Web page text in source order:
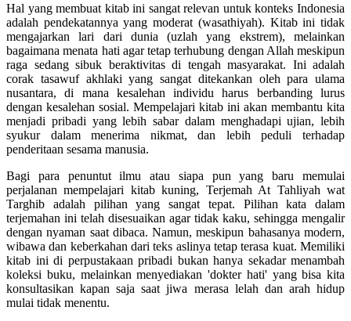
Hal yang membuat kitab ini sangat relevan untuk konteks Indonesia
adalah pendekatannya yang moderat (wasathiyah). Kitab ini tidak
mengajarkan lari dari dunia (uzlah yang ekstrem), melainkan
bagaimana menata hati agar tetap terhubung dengan Allah meskipun
raga sedang sibuk beraktivitas di tengah masyarakat. Ini adalah
corak tasawuf akhlaki yang sangat ditekankan oleh para ulama
nusantara, di mana kesalehan individu harus berbanding lurus
dengan kesalehan sosial. Mempelajari kitab ini akan membantu kita
menjadi pribadi yang lebih sabar dalam menghadapi ujian, lebih
syukur dalam menerima nikmat, dan lebih peduli terhadap
penderitaan sesama manusia.
Bagi para penuntut ilmu atau siapa pun yang baru memulai
perjalanan mempelajari kitab kuning, Terjemah At Tahliyah wat
Targhib adalah pilihan yang sangat tepat. Pilihan kata dalam
terjemahan ini telah disesuaikan agar tidak kaku, sehingga mengalir
dengan nyaman saat dibaca. Namun, meskipun bahasanya modern,
wibawa dan keberkahan dari teks aslinya tetap terasa kuat. Memiliki
kitab ini di perpustakaan pribadi bukan hanya sekadar menambah
koleksi buku, melainkan menyediakan 'dokter hati' yang bisa kita
konsultasikan kapan saja saat jiwa merasa lelah dan arah hidup
mulai tidak menentu.